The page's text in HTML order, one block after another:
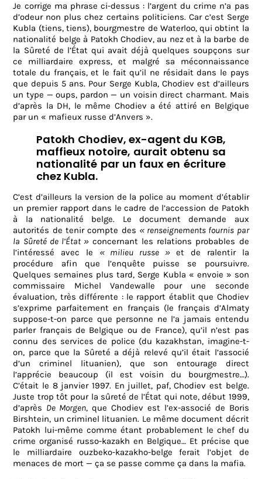
Je corrige ma phrase ci-dessus : l’argent du crime n’a pas
d’odeur non plus chez certains politiciens. Car c’est Serge
Kubla (tiens, tiens), bourgmestre de Waterloo, qui obtint la
nationalité belge à Patokh Chodiev, au nez et à la barbe de
la Sûreté de l’État qui avait déjà quelques soupçons sur
ce milliardaire express, et malgré sa méconnaissance
totale du français, et le fait qu’il ne résidait dans le pays
que depuis 5 ans. Pour Serge Kubla, Chodiev est d’ailleurs
un type — oups, pardon — un voisin direct charmant. Mais
d’après la DH, le même Chodiev a été attiré en Belgique
par un « mafieux russe d’Anvers ».
Patokh Chodiev, ex-agent du KGB,
maffieux notoire, aurait obtenu sa
nationalité par un faux en écriture
chez Kubla.
C’est d’ailleurs la version de la police au moment d’établir
un premier rapport dans le cadre de l’accession de Patokh
à la nationalité belge. Le document demande aux
autorités de tenir compte des « renseignements fournis par
la Sûreté de l’État »concernant les relations probables de
l’intéressé avec le « milieu russe »et de ralentir la
procédure afin que l’enquête puisse se poursuivre.
Quelques semaines plus tard, Serge Kubla « envoie » son
commissaire Michel Vandewalle pour une seconde
évaluation, très différente : le rapport établit que Chodiev
s’exprime parfaitement en français (le français d’Almaty
suppose-t-on parce que personne ne l’a jamais entendu
parler français de Belgique ou de France), qu’il n’est pas
connu des services de police (du kazakhstan, imagine-t-
on, parce que la Sûreté a déjà relevé qu’il était l’associé
d’un criminel lituanien), que son entourage direct
l’apprécie beaucoup (il est voisin du bourgmestre…).
C’était le 8 janvier 1997. En juillet, paf, Chodiev est belge.
Juste trop tôt pour la sûreté de l’État qui note, début 1999,
d’après De Morgen, que Chodiev est l’ex-associé de Boris
Birshtein, un criminel lituanien. Le même document décrit
Patokh lui-même comme étant probablement le chef du
crime organisé russo-kazakh en Belgique… Et précise que
le milliardaire ouzbeko-kazakho-belge ferait l’objet de
menaces de mort — ça se passe comme ça dans la mafia.